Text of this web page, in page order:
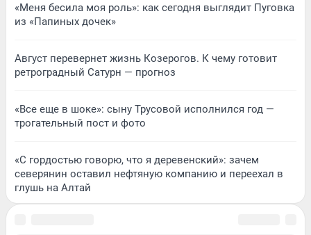
«Меня бесила моя роль»: как сегодня выглядит Пуговка
из «Папиных дочек»
Август перевернет жизнь Козерогов. К чему готовит
ретроградный Сатурн — прогноз
«Все еще в шоке»: сыну Трусовой исполнился год —
трогательный пост и фото
«С гордостью говорю, что я деревенский»: зачем
северянин оставил нефтяную компанию и переехал в
глушь на Алтай